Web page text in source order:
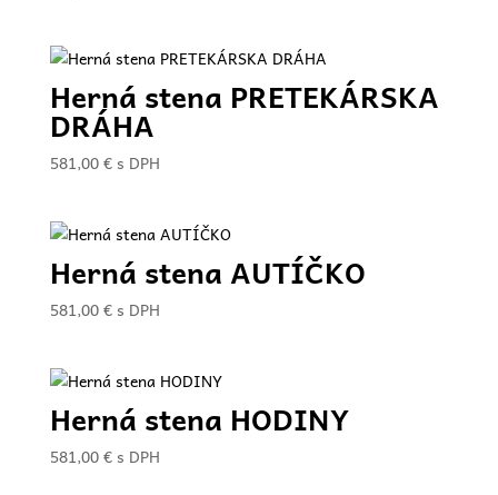
Herná stena PRETEKÁRSKA
DRÁHA
581,00€ s DPH
Herná stena AUTÍČKO
581,00€ s DPH
Herná stena HODINY
581,00€ s DPH